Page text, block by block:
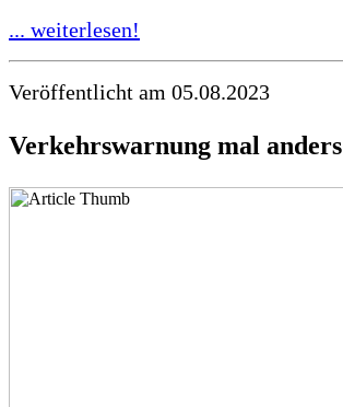
... weiterlesen!
Veröffentlicht am 05.08.2023
Verkehrswarnung mal anders